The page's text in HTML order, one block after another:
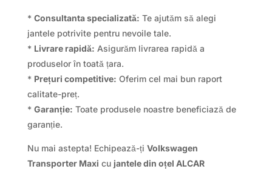
* Consultanta specializată: Te ajutăm să alegi
jantele potrivite pentru nevoile tale.
* Livrare rapidă: Asigurăm livrarea rapidă a
produselor în toată țara.
* Prețuri competitive: Oferim cel mai bun raport
calitate-preț.
* Garanție: Toate produsele noastre beneficiază de
garanție.
Nu mai astepta! Echipează-ți Volkswagen
Transporter Maxi cu jantele din oțel ALCAR